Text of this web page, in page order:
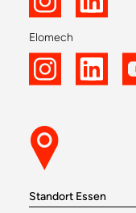
Elomech
Standort Essen